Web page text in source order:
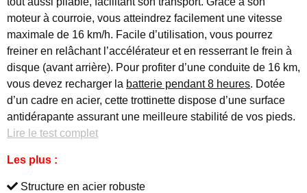
moteur à courroie, vous atteindrez facilement une vitesse
maximale de 16 km/h. Facile d’utilisation, vous pourrez
freiner en relâchant l’accélérateur et en resserrant le frein à
disque (avant arrière). Pour profiter d’une conduite de 16 km,
vous devez recharger la batterie pendant 8 heures. Dotée
d’un cadre en acier, cette trottinette dispose d’une surface
antidérapante assurant une meilleure stabilité de vos pieds.
Lire le test complet
Les plus :
Structure en acier robuste